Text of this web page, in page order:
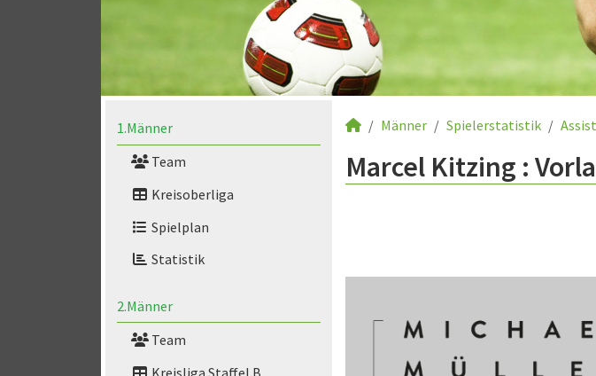
1.Männer
Team
Kreisoberliga
Spielplan
Statistik
2.Männer
Team
Kreisliga Staffel B
Männer Spielerstatistik
Marcel Kitzing :